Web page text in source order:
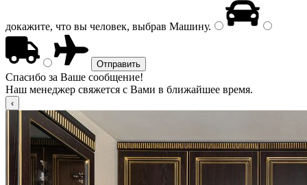
докажите, что вы человек, выбрав Машину.
Спасибо за Ваше сообщение!
Наш менеджер свяжется с Вами в ближайшее время.